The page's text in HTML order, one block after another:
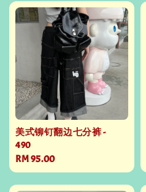
美式铆钉翻边七分裤 -
490
Regular
price
RM 95.00